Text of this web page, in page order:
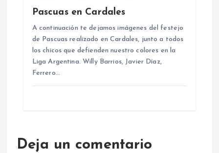
Pascuas en Cardales
A continuación te dejamos imágenes del festejo
de Pascuas realizado en Cardales, junto a todos
los chicos que defienden nuestro colores en la
Liga Argentina. Willy Barrios, Javier Díaz,
Ferrero…
Deja un comentario